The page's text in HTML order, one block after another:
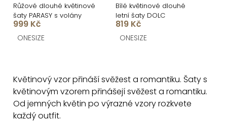
Růžové dlouhé květinové
šaty PARASY s volány
999 Kč
ONESIZE
Bílé květinové dlouhé
letní šaty DOLC
819 Kč
ONESIZE
l
á
Květinový vzor přináší svěžest a romantiku. Šaty s
květinovým vzorem přinášejí svěžest a romantiku.
Od jemných květin po výrazné vzory rozkvete
každý outfit.